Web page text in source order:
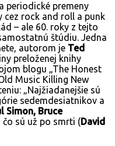
periodické premeny
cez rock and roll a punk
– ale 60. roky z tejto
štúdiu. Jedna
autorom je Ted
preloženej knihy
blogu „The Honest
Music Killing New
„Najžiadanejšie sú
sedemdesiatnikov a
Simon, Bruce
čo sú už po smrti (David